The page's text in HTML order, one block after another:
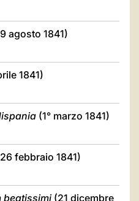
agosto 1841)
1841)
(1° marzo 1841)
febbraio 1841)
beatissimi(21 dicembre